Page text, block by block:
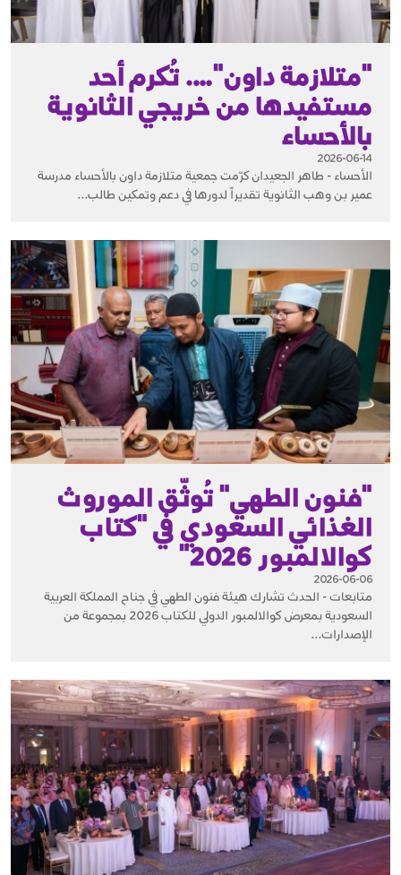
"متلازمة داون"…. تُكرم أحد
مستفيدها من خريجي الثانوية
بالأحساء
2026-06-14
الأحساء - طاهر الجعيدان كرّمت جمعية متلازمة داون بالأحساء مدرسة
عمير بن وهب الثانوية تقديراً لدورها في دعم وتمكين طالب...
"فنون الطهي" تُوثّق الموروث
الغذائي السعودي في "كتاب
كوالالمبور 2026"
2026-06-06
متابعات - الحدث تشارك هيئة فنون الطهي في جناح المملكة العربية
السعودية بمعرض كوالالمبور الدولي للكتاب 2026 بمجموعة من
الإصدارات...